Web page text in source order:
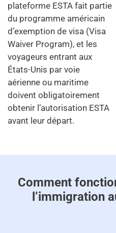
plateforme ESTA fait partie
du programme américain
d’exemption de visa (Visa
Waiver Program), et les
voyageurs entrant aux
États-Unis par voie
aérienne ou maritime
doivent obligatoirement
obtenir l’autorisation ESTA
avant leur départ.
Comment
l’immigration